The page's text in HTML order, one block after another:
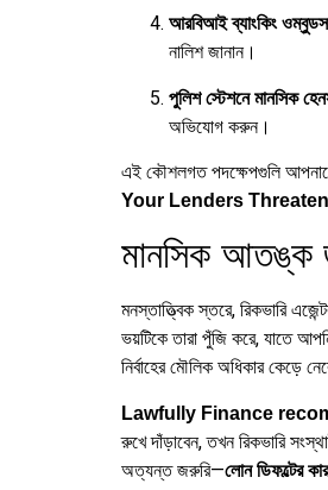
আরবিআই ব্যাংকিং
নালিশ জানান।
পুলিশ স্টেশনে মানসিক
অভিযোগ করুন।
এই কৌশলগত পদক্ষেপগুলি
Your Lenders Threaten
মানসিক আতঙ্ক
মনস্তাত্ত্বিক স্তরে, রিকভারি
ভয়টিকে তারা পুঁজি করে, যাতে
নির্বাহের মৌলিক অধিকার কেড়ে
Lawfully Finance
রুখে দাঁড়াবেন, তখন রিকভারি
অত্যন্ত জরুরি—লোন ডিফল্টের